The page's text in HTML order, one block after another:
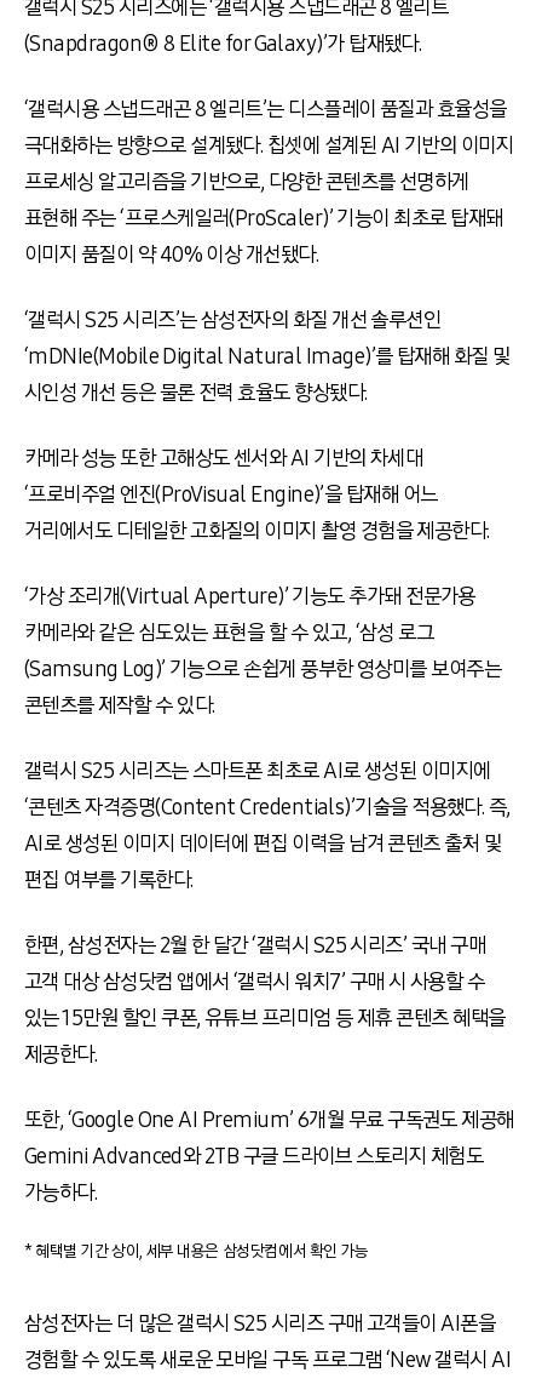
갤럭시 S25 시리즈에는 ‘갤럭시용 스냅드래곤 8 엘리트
(Snapdragon® 8 Elite for Galaxy)’가 탑재됐다.
‘갤럭시용 스냅드래곤 8 엘리트’는 디스플레이 품질과 효율성을
극대화하는 방향으로 설계됐다. 칩셋에 설계된 AI 기반의 이미지
프로세싱 알고리즘을 기반으로, 다양한 콘텐츠를 선명하게
표현해 주는 ‘프로스케일러(ProScaler)’ 기능이 최초로 탑재돼
이미지 품질이 약 40% 이상 개선됐다.
‘갤럭시 S25 시리즈’는 삼성전자의 화질 개선 솔루션인
‘mDNIe(Mobile Digital Natural Image)’를 탑재해 화질 및
시인성 개선 등은 물론 전력 효율도 향상됐다.
카메라 성능 또한 고해상도 센서와 AI 기반의 차세대
‘프로비주얼 엔진(ProVisual Engine)’을 탑재해 어느
거리에서도 디테일한 고화질의 이미지 촬영 경험을 제공한다.
‘가상 조리개(Virtual Aperture)’ 기능도 추가돼 전문가용
카메라와 같은 심도있는 표현을 할 수 있고, ‘삼성 로그
(Samsung Log)’ 기능으로 손쉽게 풍부한 영상미를 보여주는
콘텐츠를 제작할 수 있다.
갤럭시 S25 시리즈는 스마트폰 최초로 AI로 생성된 이미지에
‘콘텐츠 자격증명(Content Credentials)’기술을 적용했다. 즉,
AI로 생성된 이미지 데이터에 편집 이력을 남겨 콘텐츠 출처 및
편집 여부를 기록한다.
한편, 삼성전자는 2월 한 달간 ‘갤럭시 S25 시리즈’ 국내 구매
고객 대상 삼성닷컴 앱에서 ‘갤럭시 워치7’ 구매 시 사용할 수
있는 15만원 할인 쿠폰, 유튜브 프리미엄 등 제휴 콘텐츠 혜택을
제공한다.
또한, ‘Google One AI Premium’ 6개월 무료 구독권도 제공해
Gemini Advanced와 2TB 구글 드라이브 스토리지 체험도
가능하다.
* 혜택별 기간 상이, 세부 내용은 삼성닷컴에서 확인 가능
삼성전자는 더 많은 갤럭시 S25 시리즈 구매 고객들이 AI폰을
경험할 수 있도록 새로운 모바일 구독 프로그램 ‘New 갤럭시 AI